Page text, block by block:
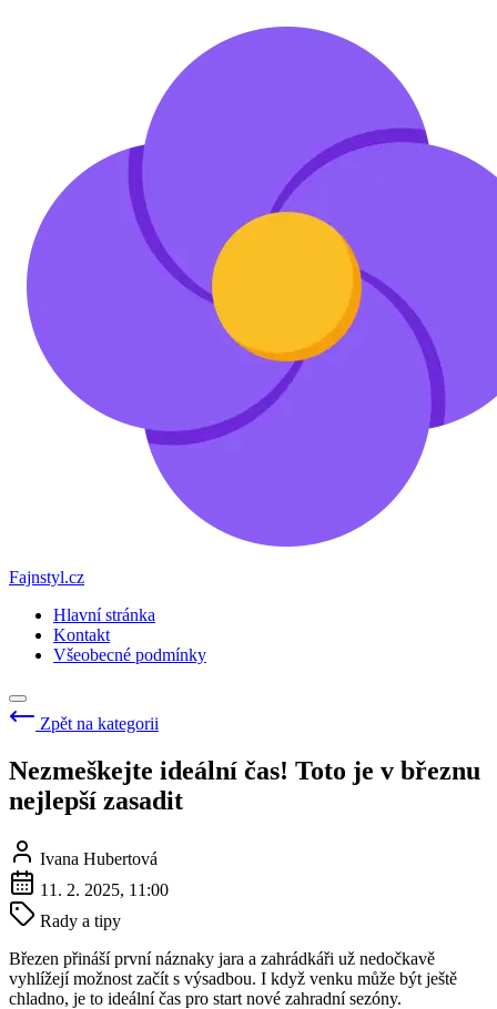
Fajnstyl.cz
Hlavní stránka
Kontakt
Všeobecné podmínky
Zpět na kategorii
Nezmeškejte ideální čas! Toto je v březnu
nejlepší zasadit
Ivana Hubertová
11. 2. 2025, 11:00
Rady a tipy
Březen přináší první náznaky jara a zahrádkáři už nedočkavě
vyhlížejí možnost začít s výsadbou. I když venku může být ještě
chladno, je to ideální čas pro start nové zahradní sezóny.